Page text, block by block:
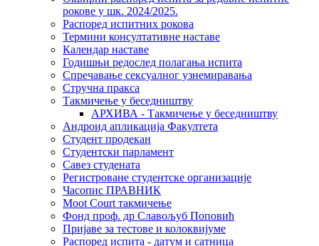
рокове у шк. 2024/2025.
Распоред испитних рокова
Термини консултативне наставе
Календар наставе
Годишњи редослед полагања испита
Спречавање сексуалног узнемиравања
Стручна пракса
Такмичење у беседништву
АРХИВА - Такмичење у беседништву
Андроид апликација Факултета
Студент продекан
Студентски парламент
Савез студената
Регистроване студентске организације
Часопис ПРАВНИК
Moot Court такмичење
Фонд проф. др Славољуб Поповић
Пријаве за тестове и колоквијуме
Распоред испита - датум и сатница